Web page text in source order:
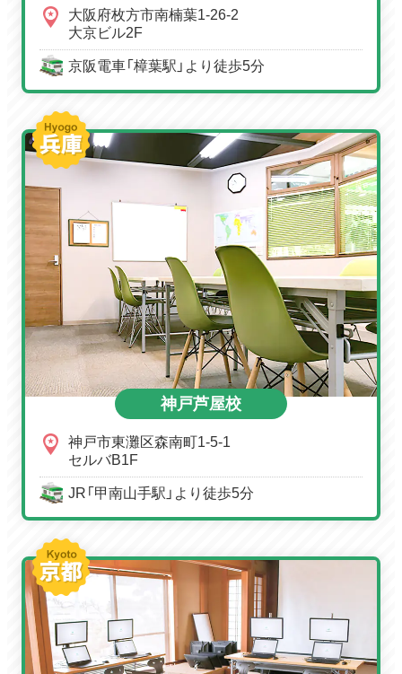
大阪府枚方市南楠葉1-26-2
大京ビル2F
京阪電車「樟葉駅」より徒歩5分
神戸芦屋校
神戸市東灘区森南町1-5-1
セルバB1F
JR「甲南山手駅」より徒歩5分